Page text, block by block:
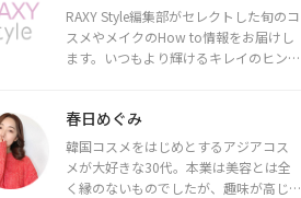
RAXY Style編集部がセレクトした旬のコ
スメやメイクのHow to情報をお届けし
ます。いつもより輝けるキレイのヒント
春日めぐみ
韓国コスメをはじめとするアジアコス
メが大好きな30代。本業は美容とは全
く縁のないものでしたが、趣味が高じ